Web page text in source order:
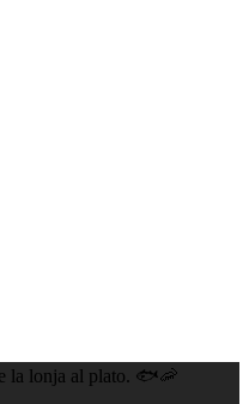
la lonja al plato. 🐟🦐